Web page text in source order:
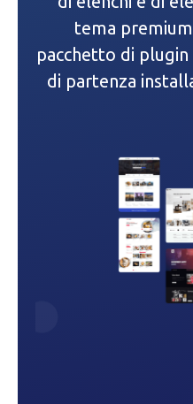
tema
pacchetto di
di partenza